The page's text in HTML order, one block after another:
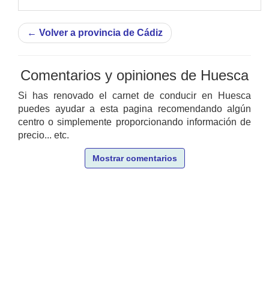
← Volver a provincia de Cádiz
Comentarios y opiniones de Huesca
Si has renovado el carnet de conducir en Huesca
puedes ayudar a esta pagina recomendando algún
centro o simplemente proporcionando información de
precio... etc.
Mostrar comentarios